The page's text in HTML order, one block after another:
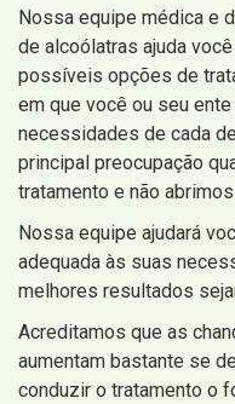
Nossa equipe médica e
de alcoólatras ajuda
possíveis opções de
em que você ou seu
necessidades de cada
principal preocupação
tratamento e não
Nossa equipe ajudará
adequada às suas
melhores resultados
Acreditamos que as
aumentam bastante se
conduzir o tratamento o